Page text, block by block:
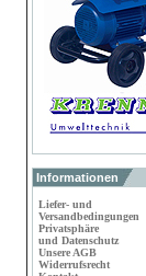
Informationen
Liefer- und
Versandbedingungen
Privatsphäre
und Datenschutz
Unsere AGB
Widerrufsrecht